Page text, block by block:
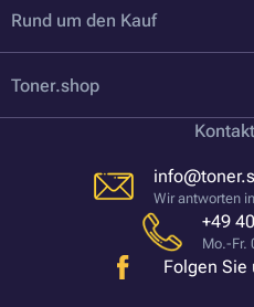
Rund um den Kauf
Toner.shop
Wir antworten
+49
Mo.-Fr.
Folgen Sie